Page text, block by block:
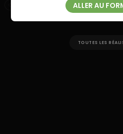
SUR MESURE 28′ X
14′
TOUTES LES
ALLER AU